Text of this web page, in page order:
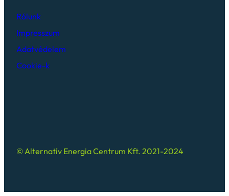
Rólunk
Impresszum
Adatvédelem
Cookie-k
© Alternatív Energia Centrum Kft. 2021-2024